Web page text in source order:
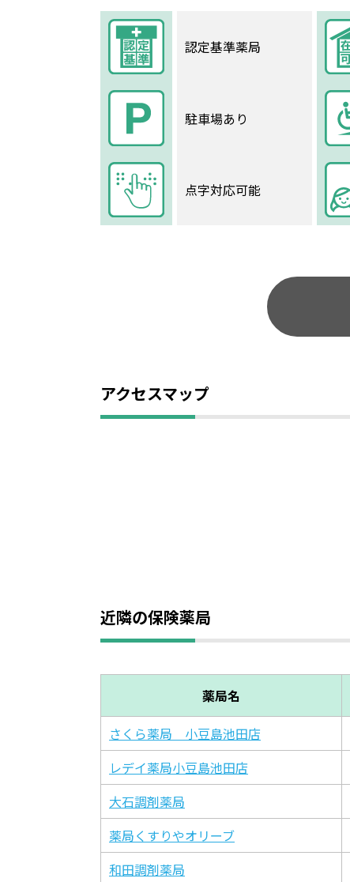
認定基準薬局
駐車場あり
点字対応可能
アクセスマップ
近隣の保険薬局
薬局名
さくら薬局 小豆島池田店
レデイ薬局小豆島池田店
大石調剤薬局
薬局くすりやオリーブ
和田調剤薬局